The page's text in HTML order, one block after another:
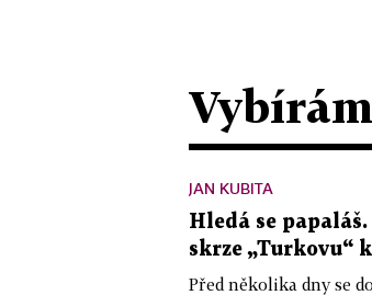
JAN KUBITA
Hledá se
skrze „Turkovu“
Před několika dny se